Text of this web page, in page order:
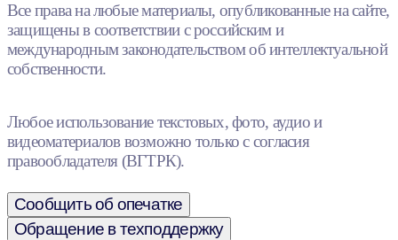
Все права на любые материалы, опубликованные на сайте,
защищены в соответствии с российским и
международным законодательством об интеллектуальной
собственности.
Любое использование текстовых, фото, аудио и
видеоматериалов возможно только с согласия
правообладателя (ВГТРК).
Сообщить об опечатке
Обращение в техподдержку